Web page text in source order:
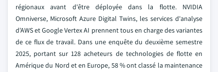
régionaux avant d'être déployée dans la flotte. NVIDIA
Omniverse, Microsoft Azure Digital Twins, les services d'analyse
d'AWS et Google Vertex AI prennent tous en charge des variantes
de ce flux de travail. Dans une enquête du deuxième semestre
2025, portant sur 128 acheteurs de technologies de flotte en
Amérique du Nord et en Europe, 58 % ont classé la maintenance